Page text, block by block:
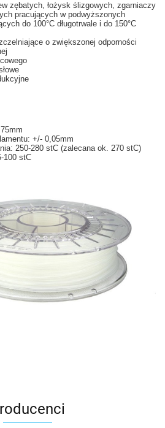
zębatych, łożysk ślizgowych, zgarniaczy
pracujących w podwyższonych
do 100°C długotrwale i do 150°C
o zwiększonej odporności
+/- 0,05mm
250-280 stC (zalecana ok. 270 stC)
100 stC